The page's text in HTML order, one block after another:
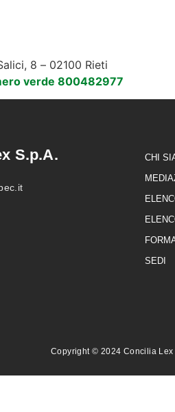
CHI SIAMO
8 – 02100 Rieti
verde 800482977
S.p.A.
CHI
SEDI
Copyright © 2024 Concilia Lex